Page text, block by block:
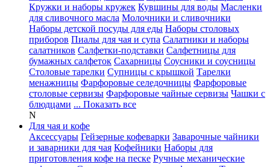
Кружки и наборы кружек Кувшины для воды Масленки
для сливочного масла Молочники и сливочники
Наборы детской посуды для еды Наборы столовых
приборов Пиалы для чая и супа Салатники и наборы
салатников Салфетки-подставки Салфетницы для
бумажных салфеток Сахарницы Соусники и соусницы
Столовые тарелки Супницы с крышкой Тарелки
менажницы Фарфоровые селедочницы Фарфоровые
столовые сервизы Фарфоровые чайные сервизы Чашки с
блюдцами ... Показать все
N
Для чая и кофе
Аксессуары Гейзерные кофеварки Заварочные чайники
и заварники для чая Кофейники Наборы для
приготовления кофе на песке Ручные механические